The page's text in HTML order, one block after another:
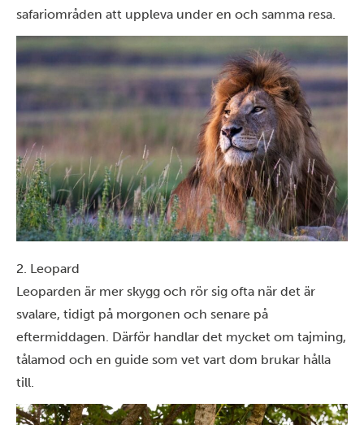
safariområden att uppleva under en och samma resa.
2. Leopard
Leoparden är mer skygg och rör sig ofta när det är
svalare, tidigt på morgonen och senare på
eftermiddagen. Därför handlar det mycket om tajming,
tålamod och en guide som vet vart dom brukar hålla
till.